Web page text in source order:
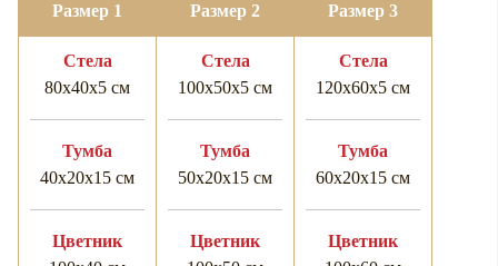
Размер 1 Размер 2 Размер 3
Cтела
80х40х5 см
Тумба
40х20х15 см
Цветник
Cтела
100х50х5 см
Тумба
50х20х15 см
Цветник
Cтела
120х60х5 см
Тумба
60х20х15 см
Цветник